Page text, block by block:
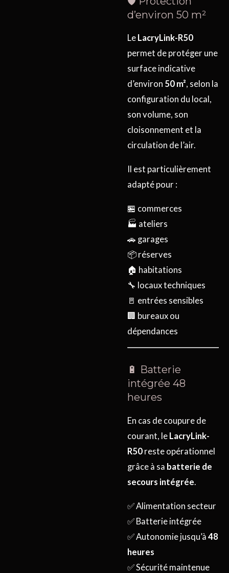
d’environ 50 m²
Le LacryLink-R50
permet de protéger une
surface indicative
d’environ 50 m², selon la
configuration du local,
son volume, son
cloisonnement et la
circulation de l’air.
Il est particulièrement
adapté pour :
🏪 commerces
🏭 ateliers
🚗 garages
📦 réserves
🏠 habitations
🔧 locaux techniques
🚪 entrées sensibles
🏢 bureaux ou
dépendances
🔋 Batterie
intégrée 48
heures
En cas de coupure de
courant, le LacryLink-
R50 reste opérationnel
grâce à sa batterie de
secours intégrée.
✅ Alimentation secteur
✅ Batterie intégrée
✅ Autonomie jusqu’à 48
heures
✅ Sécurité maintenue